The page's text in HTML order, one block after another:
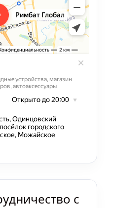
с